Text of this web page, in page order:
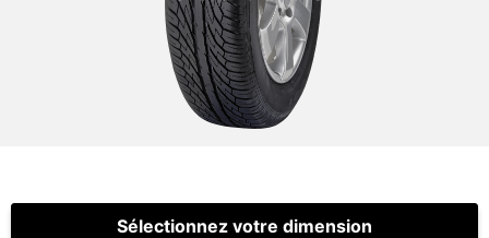
Sélectionnez votre dimension